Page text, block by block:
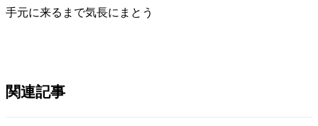
手元に来るまで気長にまとう
関連記事